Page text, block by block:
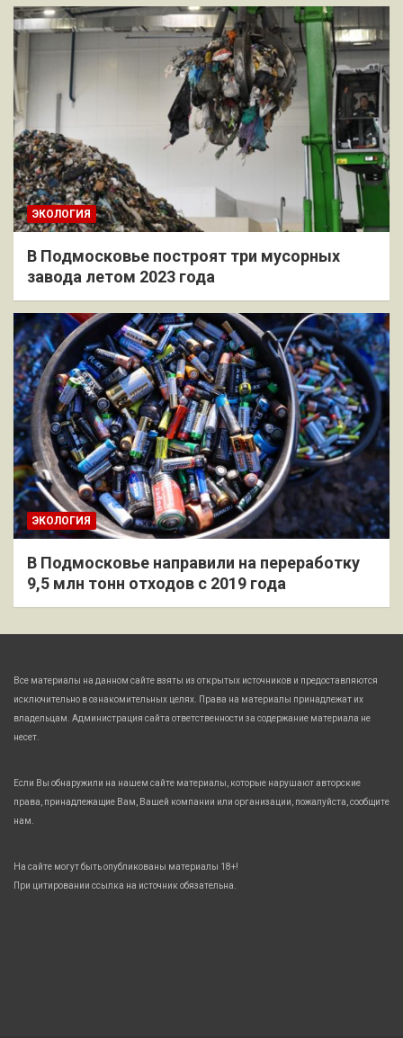
ЭКОЛОГИЯ
В Подмосковье построят три мусорных
завода летом 2023 года
ЭКОЛОГИЯ
В Подмосковье направили на переработку
9,5 млн тонн отходов с 2019 года
Все материалы на данном сайте взяты из открытых источников и предоставляются
исключительно в ознакомительных целях. Права на материалы принадлежат их
владельцам. Администрация сайта ответственности за содержание материала не
несет.
Если Вы обнаружили на нашем сайте материалы, которые нарушают авторские
права, принадлежащие Вам, Вашей компании или организации, пожалуйста, сообщите
нам.
На сайте могут быть опубликованы материалы 18+!
При цитировании ссылка на источник обязательна.